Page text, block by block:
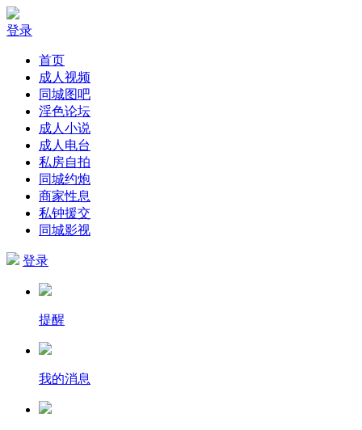
登录
首页
成人视频
同城图吧
淫色论坛
成人小说
成人电台
私房自拍
同城约炮
商家性息
私钟援交
同城影视
登录
提醒
我的消息